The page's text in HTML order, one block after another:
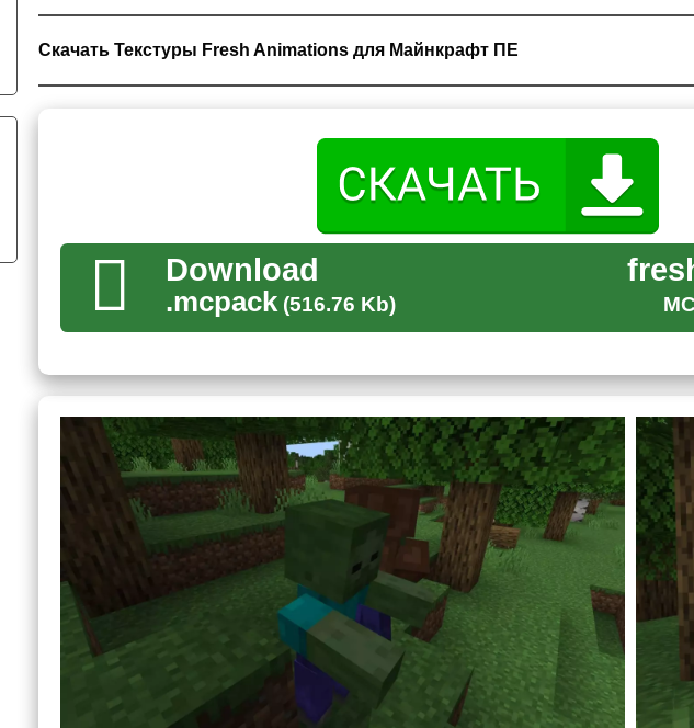
станут смотреться намного устрашающе. А сила, которую можно проследить в
насколько сокрушающий их удар.
Что можно заметить невооруженным взглядом, так это движения привычных
Animations для Майнкрафт ПЕ работают и для каждого противника, такие как
передвижения могутвселить паникув неподготовленного игрока.
текстуры Fresh Animations для Minecraft PE не обходят их стороной. Каждая
перебирать при передвижении, а находясь на стене или потолке, голова
положение.
С помощью аддона можно будет понять устройство символа самой игры —
Животные
Хоть и животные привычны каждому игроку, с текстурами Fresh
обретут свою жизнь
. Все фермерские и дикие звери так же будут ощущаться
захочется их покормить.
Скачать Текстуры Fresh Animations для Майнкрафт ПЕ
Download
.mcpack(516.76 Kb)